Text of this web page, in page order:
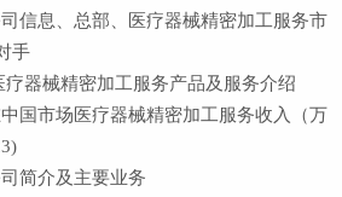
信息、总部、医疗器械精密加工服务市
手
器械精密加工服务产品及服务介绍
国市场医疗器械精密加工服务收入（万
简介及主要业务